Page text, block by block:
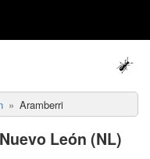
Aramberri
León (NL)